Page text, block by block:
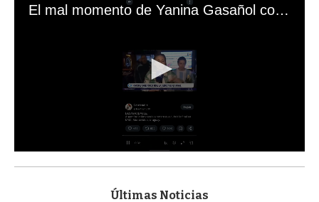
El mal momento de Yanina Gasañol con un hincha argentino en "Subrayado"
s
Últimas Noticias